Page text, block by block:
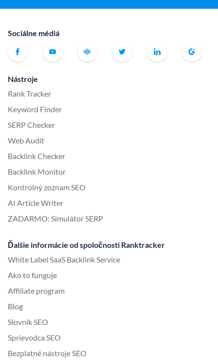
Sociálne médiá
Nástroje
Rank Tracker
Keyword Finder
SERP Checker
Web Audit
Backlink Checker
Backlink Monitor
Kontrolný zoznam SEO
AI Article Writer
ZADARMO: Simulátor SERP
Ďalšie informácie od spoločnosti Ranktracker
White Label SaaS Backlink Service
Ako to funguje
Affiliate program
Blog
Slovník SEO
Sprievodca SEO
Bezplatné nástroje SEO